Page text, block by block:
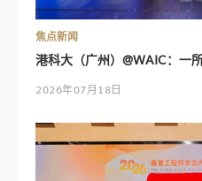
焦点新闻
港科大（广州）@WAIC：一
2026年07月18日